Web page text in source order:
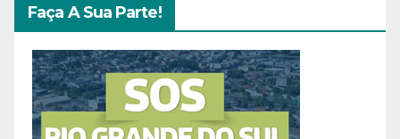
Faça A Sua Parte!